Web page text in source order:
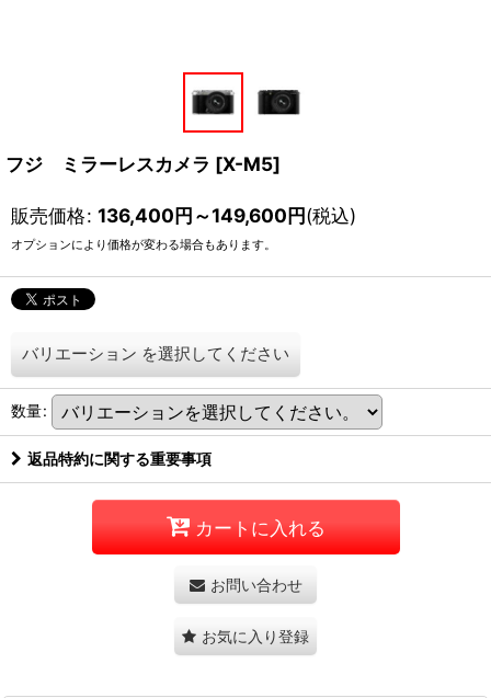
フジ ミラーレスカメラ [X-M5]
販売価格: 136,400円～149,600円(税込)
オプションにより価格が変わる場合もあります。
バリエーション を選択してください
数量:
返品特約に関する重要事項
カートに入れる
お問い合わせ
お気に入り登録